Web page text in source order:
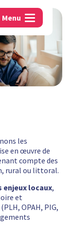
Menu
les
en œuvre de
compte des
rural ou littoral.
enjeux locaux,
et
(PLH, OPAH, PIG,